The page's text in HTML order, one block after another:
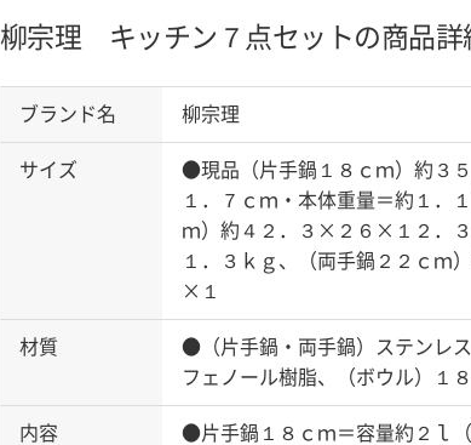
柳宗理 キッチン７点セットの商品詳
ブランド名 柳宗理
サイズ
●現品（片手鍋１８ｃｍ）約３
１．７ｃｍ・本体重量＝約１．
ｍ）約４２．３×２６×１２．
１．３ｋｇ、（両手鍋２２ｃｍ
×１
材質
●（片手鍋・両手鍋）ステンレ
フェノール樹脂、（ボウル）１
内容
●片手鍋１８ｃｍ＝容量約２ｌ